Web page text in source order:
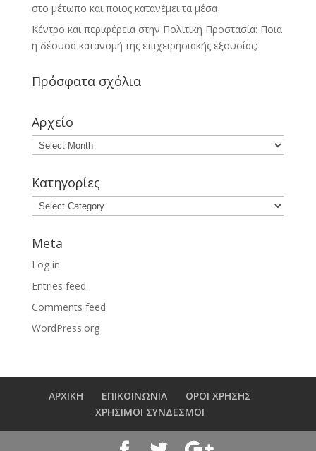
στο μέτωπο και ποιος κατανέμει τα μέσα
Κέντρο και περιφέρεια στην Πολιτική Προστασία: Ποια
η δέουσα κατανομή της επιχειρησιακής εξουσίας;
Πρόσφατα σχόλια
Αρχείο
Αρχείο
Κατηγορίες
Κατηγορίες
Meta
Log in
Entries feed
Comments feed
WordPress.org
ΑΡΧΙΚΗ ΕΠΙΚΟΙΝΩΝΙΑ
ΟΡΟΙ ΧΡΗΣΗΣ
ΧΡΗΣΙΜΟΙ ΣΥΝΔΕΣΜΟΙ